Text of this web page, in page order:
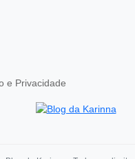
e Privacidade